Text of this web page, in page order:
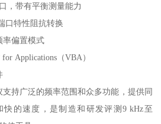
，带有平衡测量能力
口特性阻抗转换
率偏置模式
for Applications（VBA）
支持广泛的频率范围和众多功能，提供同
的速度，是制造和研发评测9 kHz至